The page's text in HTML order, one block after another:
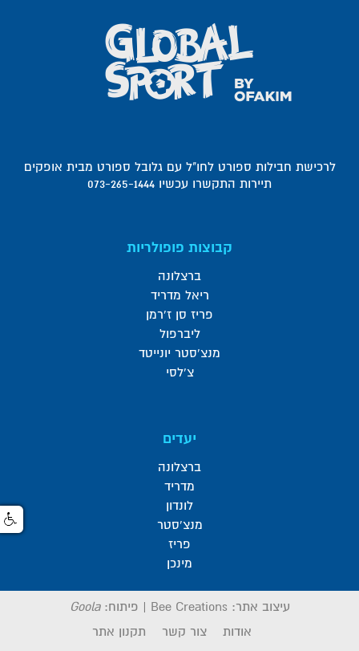
לרכישת חבילות ספורט לחו"ל עם גלובל ספורט מבית אופקים
תיירות התקשרו עכשיו 073-265-1444
קבוצות פופולריות
ברצלונה
ריאל מדריד
פריז סן ז'רמן
ליברפול
מנצ'סטר יונייטד
צ'לסי
יעדים
ברצלונה
מדריד
לונדון
מנצ'סטר
פריז
מינכן
עיצוב אתר: Bee Creations
| פיתוח:Goola
אודות
צור קשר תקנון אתר